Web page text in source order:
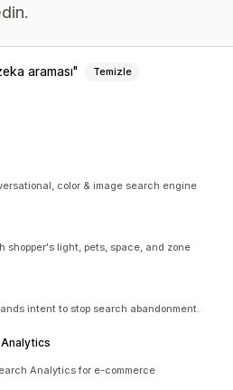
araması Temizle
color & image search engine
shopper's light, pets, space, and zone
intent to stop search abandonment.
Analytics for e-commerce